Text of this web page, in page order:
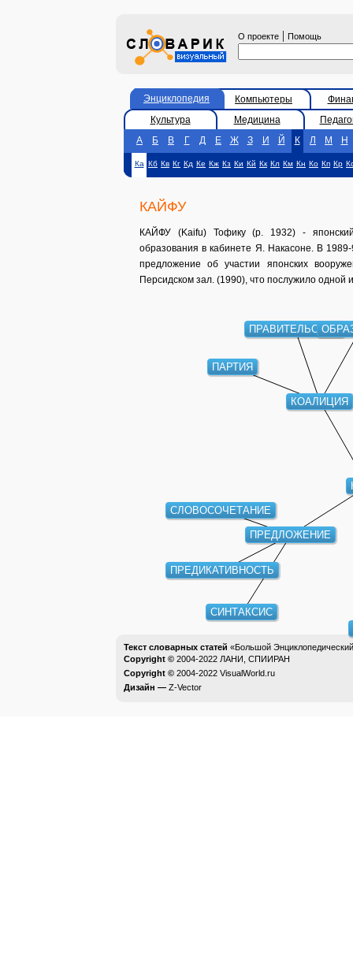
О проекте | Помощь
Энциклопедия Компьютеры
Культура
Медицина
А
Б В Г Д Е Ж З И Й К Л М Н
Ка Кб Кв Кг Кд Ке Кж Кз Ки Кй Кк Кл Км Кн Ко Кп Кр
КАЙФУ
КАЙФУ (Kaifu) Тофику (р. 1932) -
образования в кабинете Я. Накасоне. В
предложение об участии японских
Персидском зал. (1990), что послужило
КОАЛИЦИЯ
ПРЕДЛОЖЕНИЕ
ПРАВИТЕЛЬСТВО
ПАРТИЯ
ПРЕДИКАТИВНОСТЬ
СИНТАКСИС
СЛОВОСОЧЕТАНИЕ
Текст словарных статей «Большой
Copyright © 2004-2022 ЛАНИ, СПИИРАН
Copyright © 2004-2022 VisualWorld.ru
Дизайн — Z-Vector